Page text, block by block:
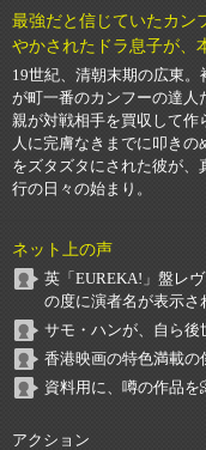
最強だと信じていたカン
やかされたドラ息子が、
19世紀、清朝末期の広東
が町一番のカンフーの達人
親が対戦相手を買収して作
人に完膚なきまでに叩き
をズタズタにされた彼が
行の日々の始まり。
ネット上の声
英「EUREKA!」盤レ
の度に演者名が表示さ
サモ・ハンが、自ら後
香港映画の特色満載の
資料用に、噂の作品を
アクション